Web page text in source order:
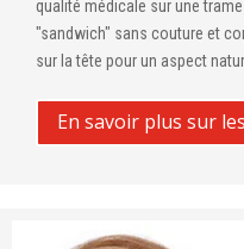
qualité médicale sur une
"sandwich" sans couture et
sur la tête pour un aspect
En savoir plus sur